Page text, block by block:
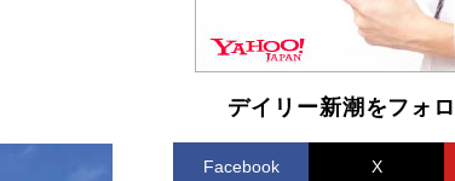
デイリー新潮をフォ
Facebook X